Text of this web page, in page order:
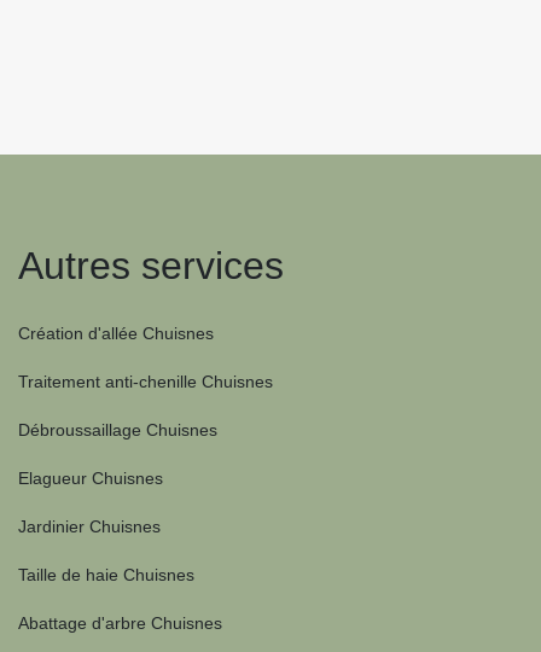
Autres services
Création d'allée Chuisnes
Traitement anti-chenille Chuisnes
Débroussaillage Chuisnes
Elagueur Chuisnes
Jardinier Chuisnes
Taille de haie Chuisnes
Abattage d'arbre Chuisnes